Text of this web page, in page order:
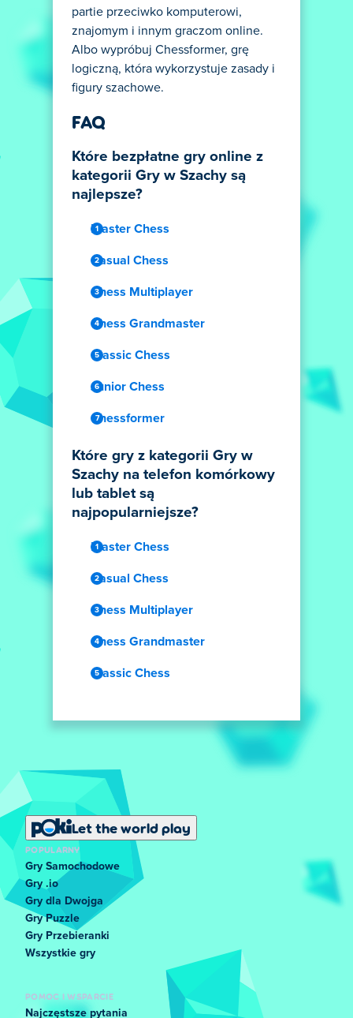
partie przeciwko komputerowi,
znajomym i innym graczom online.
Albo wypróbuj Chessformer, grę
logiczną, która wykorzystuje zasady i
figury szachowe.
FAQ
Które bezpłatne gry online z
kategorii Gry w Szachy są
najlepsze?
Master Chess
Casual Chess
Chess Multiplayer
Chess Grandmaster
Classic Chess
Junior Chess
Chessformer
Które gry z kategorii Gry w
Szachy na telefon komórkowy
lub tablet są
najpopularniejsze?
Master Chess
Casual Chess
Chess Multiplayer
Chess Grandmaster
Classic Chess
Let the world play
POPULARNY
Gry Samochodowe
Gry .io
Gry dla Dwojga
Gry Puzzle
Gry Przebieranki
Wszystkie gry
POMOC I WSPARCIE
Najczęstsze pytania